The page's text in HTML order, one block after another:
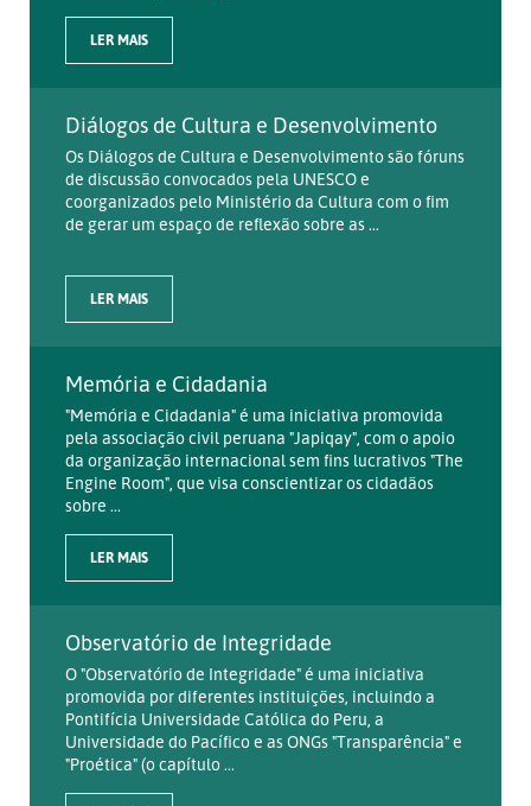
LER MAIS
Diálogos de Cultura e Desenvolvimento
Os Diálogos de Cultura e Desenvolvimento são fóruns
de discussão convocados pela UNESCO e
coorganizados pelo Ministério da Cultura com o fim
de gerar um espaço de reflexão sobre as ...
LER MAIS
Memória e Cidadania
"Memória e Cidadania" é uma iniciativa promovida
pela associação civil peruana "Japiqay", com o apoio
da organização internacional sem fins lucrativos "The
Engine Room", que visa conscientizar os cidadãos
sobre ...
LER MAIS
Observatório de Integridade
O "Observatório de Integridade" é uma iniciativa
promovida por diferentes instituições, incluindo a
Pontifícia Universidade Católica do Peru, a
Universidade do Pacífico e as ONGs "Transparência" e
"Proética" (o capítulo ...